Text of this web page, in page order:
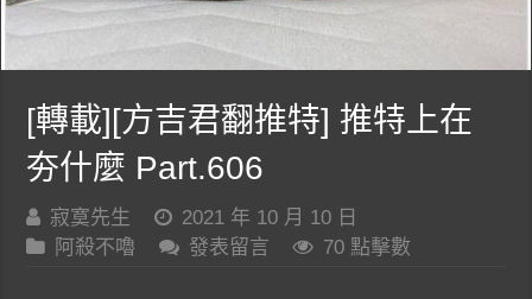
[轉載][方吉君翻推特] 推特上在
夯什麼 Part.606
寂寞先生
2021 年 10 月 10 日
阿殺不嚕
發表留言 70 點擊數